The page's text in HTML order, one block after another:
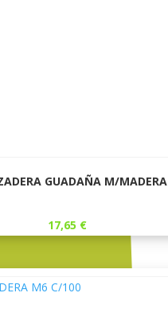
GUADAÑA M/MADERA
17,65 €